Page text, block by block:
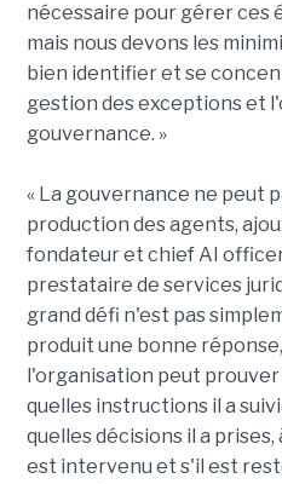
nécessaire pour gérer ces
mais nous devons les
bien identifier et se
gestion des exceptions et
gouvernance. »
« La gouvernance ne peut
production des agents,
fondateur et chief AI
prestataire de services
grand défi n'est pas
produit une bonne
l'organisation peut prouver
quelles instructions il a
quelles décisions il a
est intervenu et s'il est